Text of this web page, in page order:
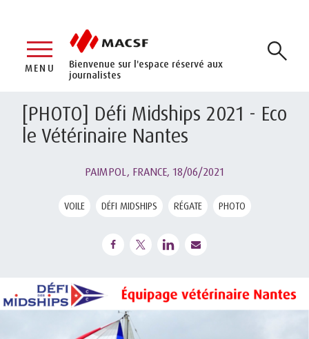
Bienvenue sur l'espace réservé aux
journalistes
MENU
[PHOTO] Défi Midships 2021 - Eco
le Vétérinaire Nantes
PAIMPOL, FRANCE, 18/06/2021
VOILE DÉFI MIDSHIPS RÉGATE PHOTO